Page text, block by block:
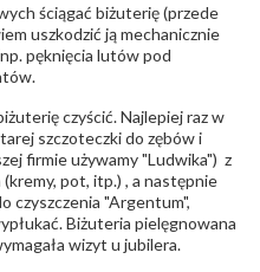
Tel. +48 77 54 90 100;
biuro@stelmach.pl
dzieci w wieku poniżej 3 lat
wykonane z białego złota
zawierają nikiel
ściągać biżuterię (przede
uszkodzić ją mechanicznie
pęknięcia lutów pod
czyścić. Najlepiej raz w
szczoteczki do zębów i
firmie używamy "Ludwika") z
pot, itp.) , a następnie
czyszczenia "Argentum",
Biżuteria pielęgnowana
wizyt u jubilera.